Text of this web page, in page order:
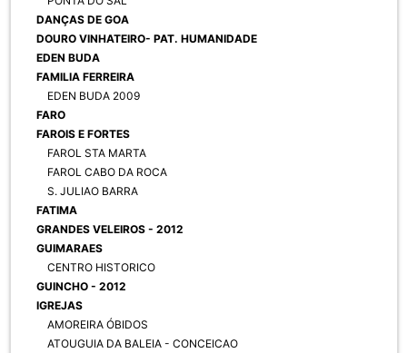
DANÇAS DE GOA
DOURO VINHATEIRO- PAT. HUMANIDADE
EDEN BUDA
FAMILIA FERREIRA
EDEN BUDA 2009
FARO
FAROIS E FORTES
FAROL STA MARTA
FAROL CABO DA ROCA
S. JULIAO BARRA
FATIMA
GRANDES VELEIROS - 2012
GUIMARAES
CENTRO HISTORICO
GUINCHO - 2012
IGREJAS
AMOREIRA ÓBIDOS
ATOUGUIA DA BALEIA - CONCEICAO